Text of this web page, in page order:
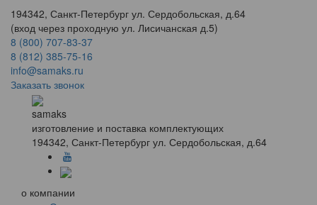
194342, Санкт-Петербург ул. Сердобольская, д.64
(вход через проходную ул. Лисичанская д.5)
8 (800) 707-83-37
8 (812) 385-75-16
info@samaks.ru
Заказать звонок
samaks
изготовление и поставка комплектующих
194342, Санкт-Петербург ул. Сердобольская, д.64
о компании